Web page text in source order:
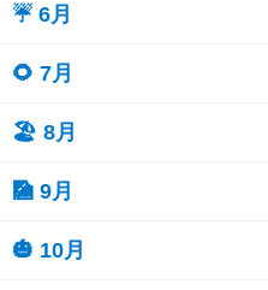
☔ 6月
🌻 7月
🏖 8月
🎑 9月
🎃 10月